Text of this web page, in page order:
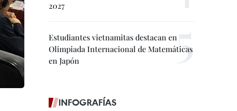
2027
Estudiantes vietnamitas destacan en
Olimpiada Internacional de Matemáticas
en Japón
INFOGRAFÍAS